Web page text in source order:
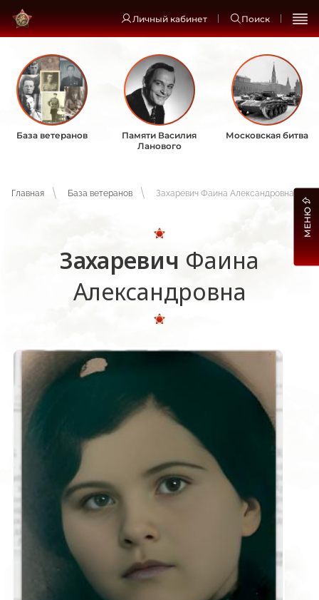
Личный кабинет Поиск
База ветеранов
Памяти Василия
Ланового
Московская битва
Главная База ветеранов Захаревич Фаина Александровна
Захаревич Фаина
Александровна
МЕНЮ